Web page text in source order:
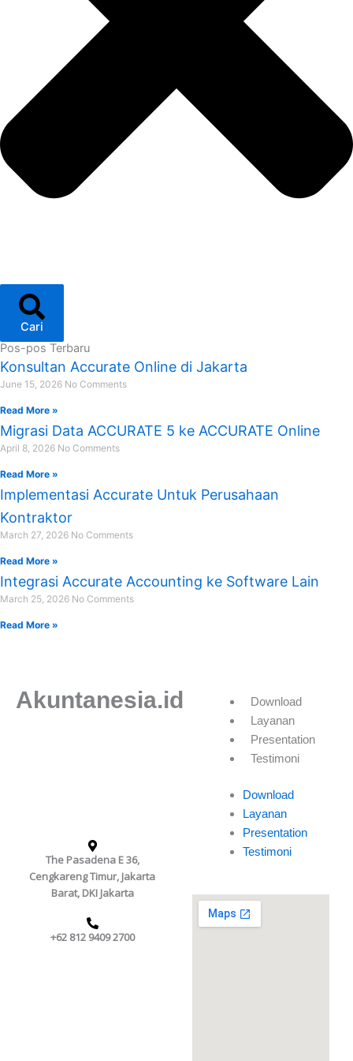
Cari
Pos-pos Terbaru
Konsultan Accurate Online di Jakarta
June 15, 2026 No Comments
Read More »
Migrasi Data ACCURATE 5 ke ACCURATE Online
April 8, 2026 No Comments
Read More »
Implementasi Accurate Untuk Perusahaan
Kontraktor
March 27, 2026 No Comments
Read More »
Integrasi Accurate Accounting ke Software Lain
March 25, 2026 No Comments
Read More »
Akuntanesia.id
The Pasadena E 36,
Cengkareng Timur, Jakarta
Barat, DKI Jakarta
+62 812 9409 2700
Download
Layanan
Presentation
Testimoni
Download
Layanan
Presentation
Testimoni